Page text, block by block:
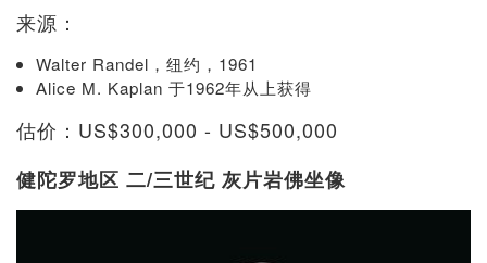
来源：
Walter Randel，纽约，1961
Alice M. Kaplan 于1962年从上获得
估价：US$300,000 - US$500,000
健陀罗地区 二/三世纪 灰片岩佛坐像